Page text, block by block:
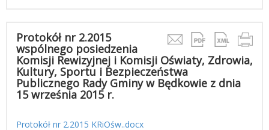
Protokół nr 2.2015
wspólnego posiedzenia
Komisji Rewizyjnej i Komisji Oświaty, Zdrowia,
Kultury, Sportu i Bezpieczeństwa
Publicznego Rady Gminy w Będkowie z dnia
15 września 2015 r.
Protokół nr 2.2015 KRiOśw..docx